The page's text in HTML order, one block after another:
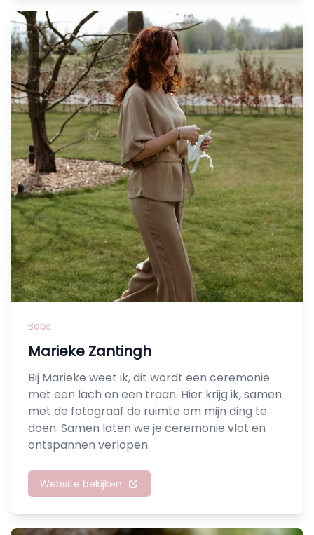
Babs
Marieke Zantingh
Bij Marieke weet ik, dit wordt een ceremonie
met een lach en een traan. Hier krijg ik, samen
met de fotograaf de ruimte om mijn ding te
doen. Samen laten we je ceremonie vlot en
ontspannen verlopen.
Website bekijken